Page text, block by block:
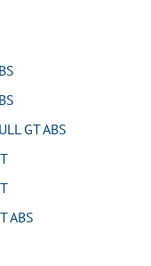
GT ABS
ABS